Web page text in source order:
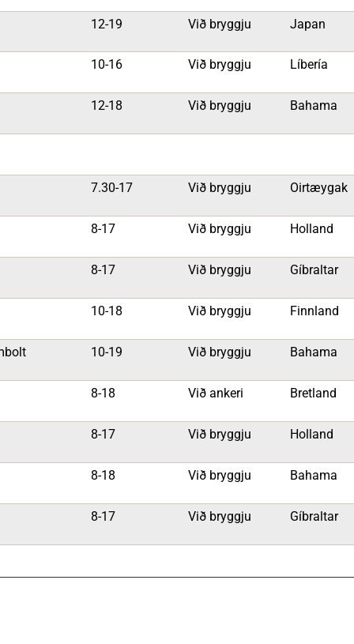
12-19 Við bryggju Japan
10-16 Við bryggju Líbería
12-18 Við bryggju Bahama
7.30-17 Við bryggju Oirtæygak
8-17 Við bryggju Holland
8-17 Við bryggju Gíbraltar
10-18 Við bryggju Finnland
10-19 Við bryggju Bahama
8-18 Við ankeri Bretland
8-17 Við bryggju Holland
8-18 Við bryggju Bahama
8-17 Við bryggju Gíbraltar